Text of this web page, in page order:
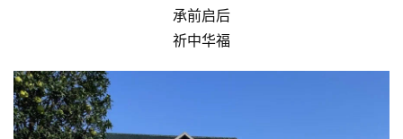
点
僧
音
承前启后
祈中华福